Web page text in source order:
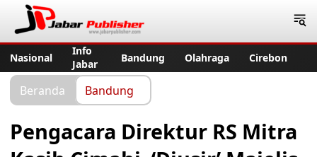
Nasional
Info
Jabar
Bandung Olahraga Cirebon
Beranda Bandung
Pengacara Direktur RS Mitra